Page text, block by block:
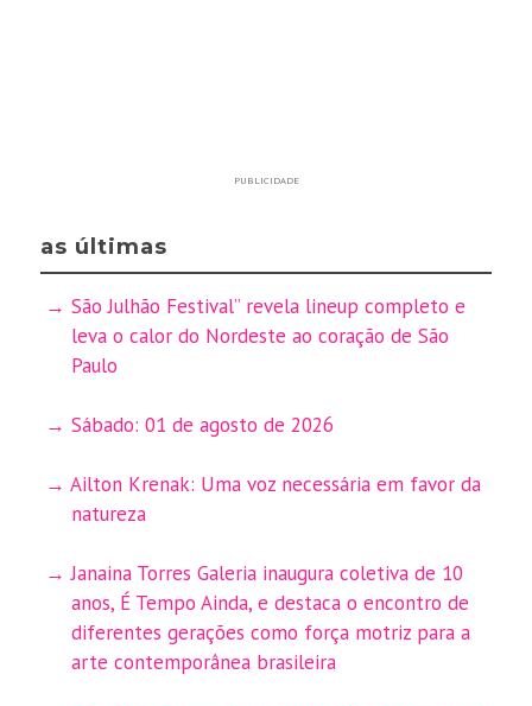
PUBLICIDADE
as últimas
São Julhão Festival” revela lineup completo e
leva o calor do Nordeste ao coração de São
Paulo
Sábado: 01 de agosto de 2026
Ailton Krenak: Uma voz necessária em favor da
natureza
Janaina Torres Galeria inaugura coletiva de 10
anos, É Tempo Ainda, e destaca o encontro de
diferentes gerações como força motriz para a
arte contemporânea brasileira